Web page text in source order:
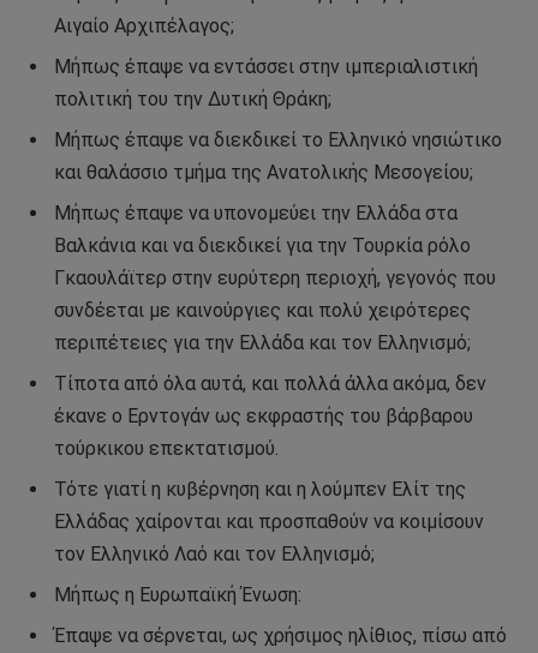
Αιγαίο Αρχιπέλαγος;
Μήπως έπαψε να εντάσσει στην ιμπεριαλιστική
πολιτική του την Δυτική Θράκη;
Μήπως έπαψε να διεκδικεί το Ελληνικό νησιώτικο
και θαλάσσιο τμήμα της Ανατολικής Μεσογείου;
Μήπως έπαψε να υπονομεύει την Ελλάδα στα
Βαλκάνια και να διεκδικεί για την Τουρκία ρόλο
Γκαουλάϊτερ στην ευρύτερη περιοχή, γεγονός που
συνδέεται με καινούργιες και πολύ χειρότερες
περιπέτειες για την Ελλάδα και τον Ελληνισμό;
Τίποτα από όλα αυτά, και πολλά άλλα ακόμα, δεν
έκανε ο Ερντογάν ως εκφραστής του βάρβαρου
τούρκικου επεκτατισμού.
Τότε γιατί η κυβέρνηση και η λούμπεν Ελίτ της
Ελλάδας χαίρονται και προσπαθούν να κοιμίσουν
τον Ελληνικό Λαό και τον Ελληνισμό;
Μήπως η Ευρωπαϊκή Ένωση:
Έπαψε να σέρνεται, ως χρήσιμος ηλίθιος, πίσω από